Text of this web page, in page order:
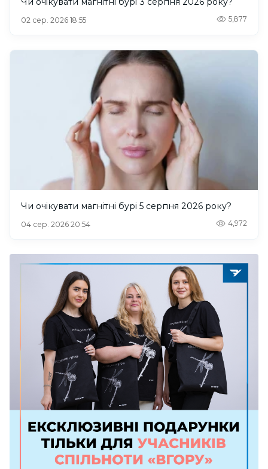
02 сер. 2026 18:55 5,877
Чи очікувати магнітні бурі 5 серпня 2026 року?
04 сер. 2026 20:54 4,972